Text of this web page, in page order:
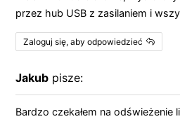
przez hub USB z zasilaniem i
Zaloguj się, aby odpowiedzieć
Jakub pisze:
Bardzo czekałem na odświeżenie